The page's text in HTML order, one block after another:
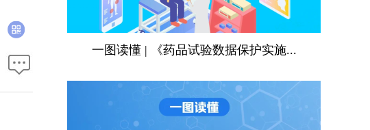
一图读懂 | 《药品试验数据保护实施...